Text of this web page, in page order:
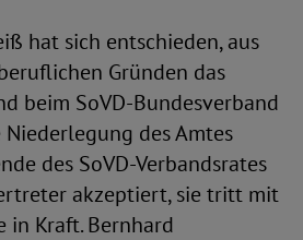
hat sich entschieden, aus
Gründen das
beim SoVD-Bundesverband
des Amtes
des SoVD-Verbandsrates
akzeptiert, sie tritt mit
in Kraft. Bernhard